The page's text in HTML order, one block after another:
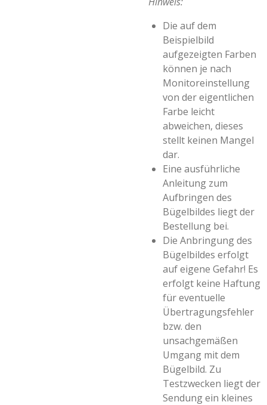
Die auf dem
Beispielbild
aufgezeigten Farben
können je nach
Monitoreinstellung
von der eigentlichen
Farbe leicht
abweichen, dieses
stellt keinen Mangel
dar.
Eine ausführliche
Anleitung zum
Aufbringen des
Bügelbildes liegt der
Bestellung bei.
Die Anbringung des
Bügelbildes erfolgt
auf eigene Gefahr! Es
erfolgt keine Haftung
für eventuelle
Übertragungsfehler
bzw. den
unsachgemäßen
Umgang mit dem
Bügelbild. Zu
Testzwecken liegt der
Sendung ein kleines